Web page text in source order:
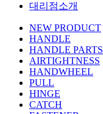
대리점소개
NEW PRODUCT
HANDLE
HANDLE PARTS
AIRTIGHTNESS
HANDWHEEL
PULL
HINGE
CATCH